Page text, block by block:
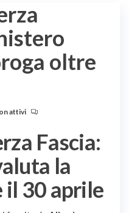
oltre
attivi
Fascia:
la
il 30 aprile